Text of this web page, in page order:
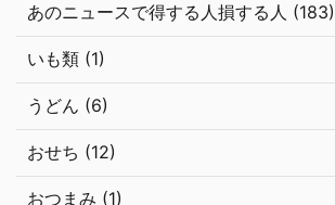
あのニュースで得する人損する人 (183)
いも類 (1)
うどん (6)
おせち (12)
おつまみ (1)